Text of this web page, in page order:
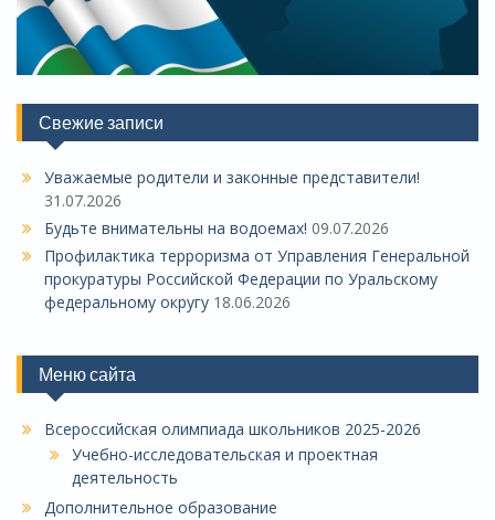
Свежие записи
Уважаемые родители и законные представители!
31.07.2026
Будьте внимательны на водоемах! 09.07.2026
Профилактика терроризма от Управления Генеральной
прокуратуры Российской Федерации по Уральскому
федеральному округу 18.06.2026
Меню сайта
Всероссийская олимпиада школьников 2025-2026
Учебно-исследовательская и проектная
деятельность
Дополнительное образование